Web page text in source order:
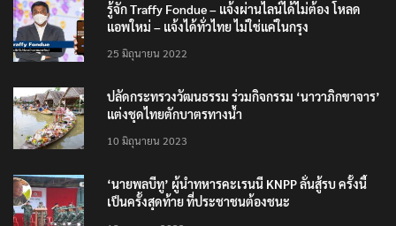
รู้จัก Traffy Fondue – แจ้งผ่านไลน์ได้ไม่ต้อง โหลด
แอพใหม่ – แจ้งได้ทั่วไทย ไม่ใช่แค่ในกรุง
25 มิถุนายน 2022
ปลัดกระทรวงวัฒนธรรม ร่วมกิจกรรม ‘นาวาภิกขาจาร’
แต่งชุดไทยตักบาตรทางน้ำ
10 มิถุนายน 2023
‘นายพลบีทู’ ผู้นำทหารคะเรนนี KNPP ลั่นสู้รบ ครั้งนี้
เป็นครั้งสุดท้าย ที่ประชาชนต้องชนะ